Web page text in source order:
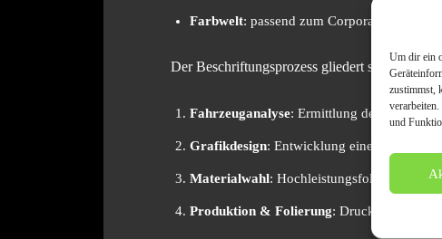
Um dir ein
zustimmst,
und
Farbwelt: passend zum Corporate Design,
Der Beschriftungsprozess gliedert sich in
Fahrzeuganalyse: Ermittlung der
Grafikdesign: Entwicklung eines Layouts
Materialwahl: Hochleistungsfolien mit UV-
Produktion & Folierung: Druck und